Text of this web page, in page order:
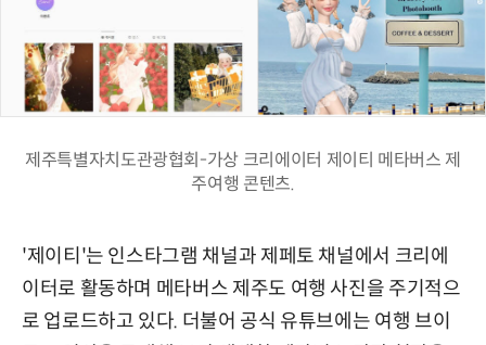
제주특별자치도관광협회-가상 크리에이터 제이티 메타버스 제
주여행 콘텐츠.
'제이티'는 인스타그램 채널과 제페토 채널에서 크리에
이터로 활동하며 메타버스 제주도 여행 사진을 주기적으
로 업로드하고 있다. 더불어 공식 유튜브에는 여행 브이